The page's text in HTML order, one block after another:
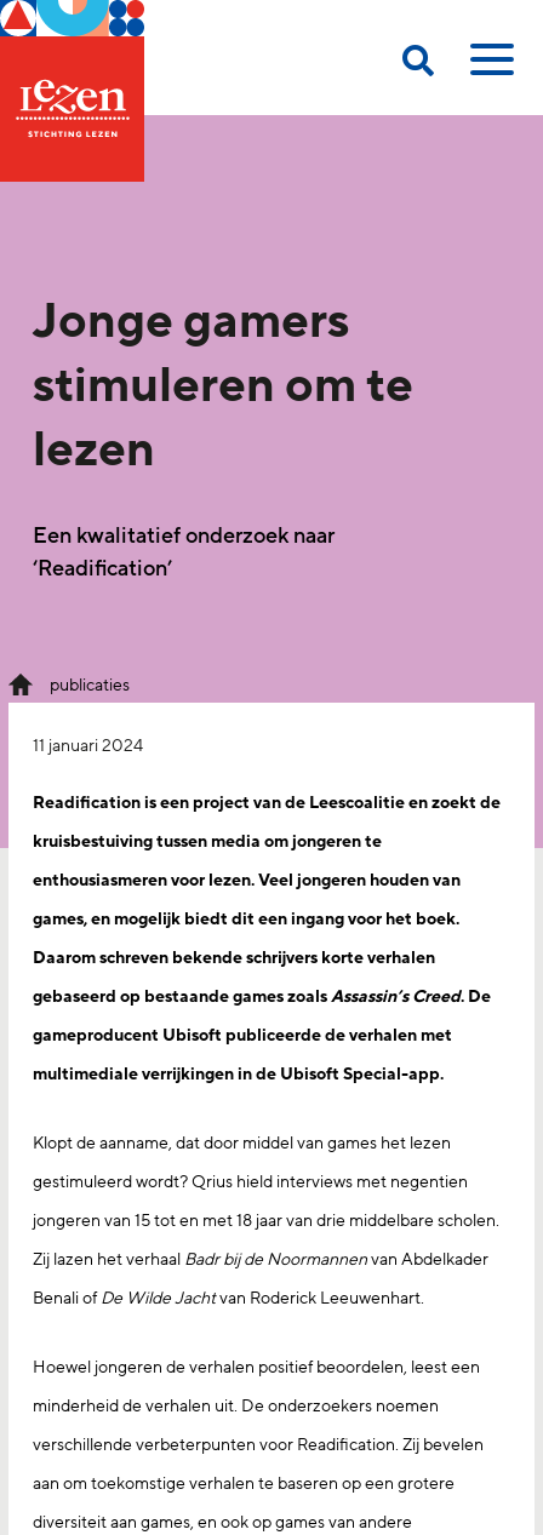
Jonge gamers
stimuleren om te
lezen
Een kwalitatief onderzoek naar
‘Readification’
publicaties
11 januari 2024
Readification is een project van de Leescoalitie en zoekt de
kruisbestuiving tussen media om jongeren te
enthousiasmeren voor lezen. Veel jongeren houden van
games, en mogelijk biedt dit een ingang voor het boek.
Daarom schreven bekende schrijvers korte verhalen
gebaseerd op bestaande games zoalsAssassin’s Creed. De
gameproducent Ubisoft publiceerde de verhalen met
multimediale verrijkingen in de Ubisoft Special-app.
Klopt de aanname, dat door middel van games het lezen
gestimuleerd wordt? Qrius hield interviews met negentien
jongeren van 15 tot en met 18 jaar van drie middelbare scholen.
Zij lazen het verhaal Badr bij de Noormannenvan Abdelkader
Benali ofDe Wilde Jachtvan Roderick Leeuwenhart.
Hoewel jongeren de verhalen positief beoordelen, leest een
minderheid de verhalen uit. De onderzoekers noemen
verschillende verbeterpunten voor Readification. Zij bevelen
aan om toekomstige verhalen te baseren op een grotere
diversiteit aan games, en ook op games van andere